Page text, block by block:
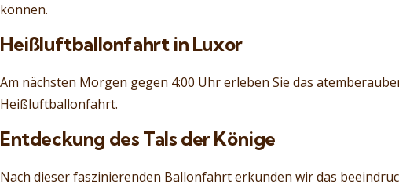
können.
Heißluftballonfahrt in Luxor
Am nächsten Morgen gegen 4:00 Uhr erleben Sie das
Heißluftballonfahrt.
Entdeckung des Tals der Könige
Nach dieser faszinierenden Ballonfahrt erkunden wir das